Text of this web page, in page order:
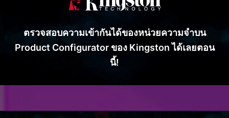
ตรวจสอบความเข้ากันได้ของหน่วยความจำบน
Product Configurator ของ Kingston ได้เลยตอน
นี้!